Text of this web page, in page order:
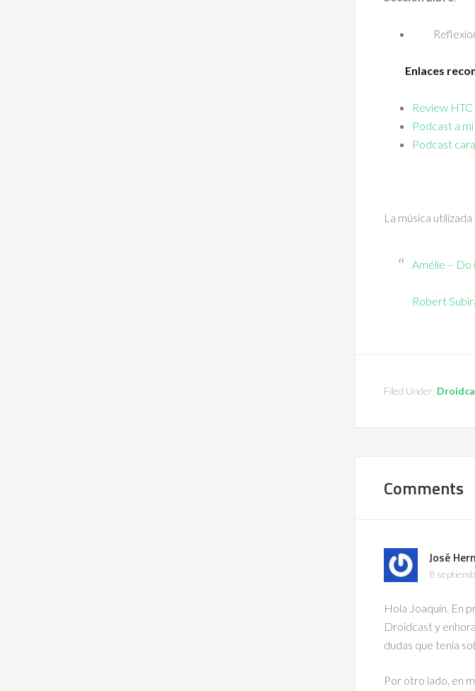
Enlaces
Review
Podcast a
Podcast
La música
Amélie – Do
Robert
Filed Under:
Comments
José
8
Hola Joaquín. En
Droidcast y
dudas que tenía
Por otro lado, en